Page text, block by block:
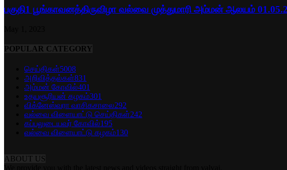
பகுதி1 பூங்காவனத்திருவிழா வல்வை முத்துமாரி அம்மன் ஆலயம்
POPULAR CATEGORY
செய்திகள்5008
அறிவித்தல்கள்831
அம்மன் கோவில்401
உதயசூரியன் கழகம்301
விக்னேஸ்வரா வாசிகசாலை292
வல்வை விளையாட்டு செய்திகள்242
கப்பலுடையவர் கோவில்195
வல்வை விளையாட்டு கழகம்130
ABOUT US